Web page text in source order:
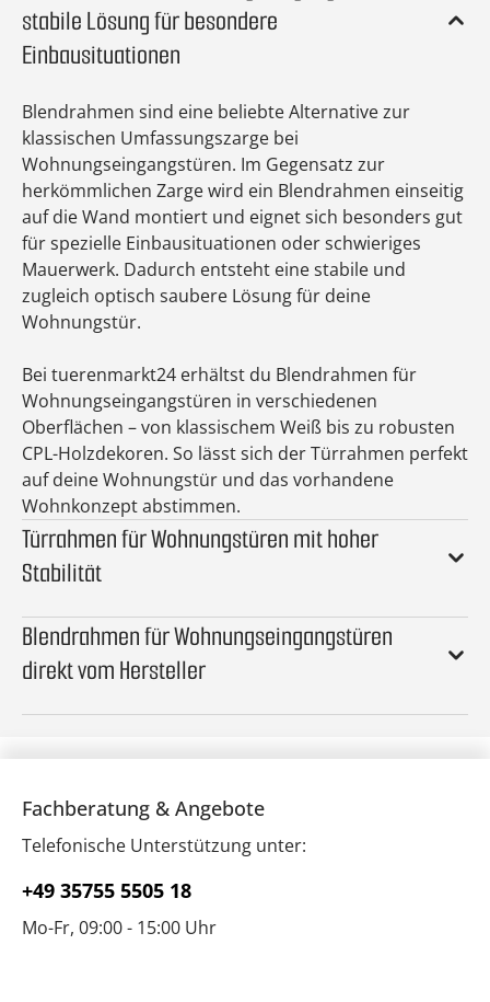
stabile Lösung für besondere
Einbausituationen
Blendrahmen sind eine beliebte Alternative zur
klassischen Umfassungszarge bei
Wohnungseingangstüren. Im Gegensatz zur
herkömmlichen Zarge wird ein Blendrahmen einseitig
auf die Wand montiert und eignet sich besonders gut
für spezielle Einbausituationen oder schwieriges
Mauerwerk. Dadurch entsteht eine stabile und
zugleich optisch saubere Lösung für deine
Wohnungstür.
Bei tuerenmarkt24 erhältst du Blendrahmen für
Wohnungseingangstüren in verschiedenen
Oberflächen – von klassischem Weiß bis zu robusten
CPL-Holzdekoren. So lässt sich der Türrahmen perfekt
auf deine Wohnungstür und das vorhandene
Wohnkonzept abstimmen.
Türrahmen für Wohnungstüren mit hoher
Stabilität
Blendrahmen für Wohnungseingangstüren
direkt vom Hersteller
Fachberatung & Angebote
Telefonische Unterstützung unter:
+49 35755 5505 18
Mo-Fr, 09:00 - 15:00 Uhr